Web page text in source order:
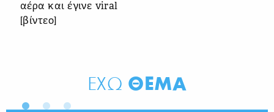
αέρα και έγινε viral
[βίντεο]
ΕΧΩ ΘΕΜΑ